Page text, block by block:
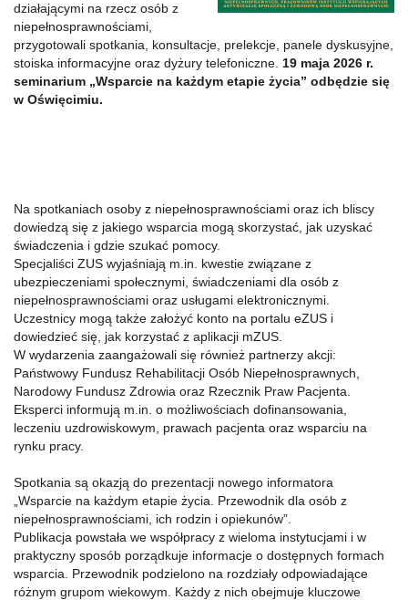
działającymi na rzecz osób z
niepełnosprawnościami,
przygotowali spotkania, konsultacje, prelekcje, panele dyskusyjne,
stoiska informacyjne oraz dyżury telefoniczne. 19 maja 2026 r.
seminarium „Wsparcie na każdym etapie życia” odbędzie się
w Oświęcimiu.
Na spotkaniach osoby z niepełnosprawnościami oraz ich bliscy
dowiedzą się z jakiego wsparcia mogą skorzystać, jak uzyskać
świadczenia i gdzie szukać pomocy.
Specjaliści ZUS wyjaśniają m.in. kwestie związane z
ubezpieczeniami społecznymi, świadczeniami dla osób z
niepełnosprawnościami oraz usługami elektronicznymi.
Uczestnicy mogą także założyć konto na portalu eZUS i
dowiedzieć się, jak korzystać z aplikacji mZUS.
W wydarzenia zaangażowali się również partnerzy akcji:
Państwowy Fundusz Rehabilitacji Osób Niepełnosprawnych,
Narodowy Fundusz Zdrowia oraz Rzecznik Praw Pacjenta.
Eksperci informują m.in. o możliwościach dofinansowania,
leczeniu uzdrowiskowym, prawach pacjenta oraz wsparciu na
rynku pracy.
Spotkania są okazją do prezentacji nowego informatora
„Wsparcie na każdym etapie życia. Przewodnik dla osób z
niepełnosprawnościami, ich rodzin i opiekunów”.
Publikacja powstała we współpracy z wieloma instytucjami i w
praktyczny sposób porządkuje informacje o dostępnych formach
wsparcia. Przewodnik podzielono na rozdziały odpowiadające
różnym grupom wiekowym. Każdy z nich obejmuje kluczowe